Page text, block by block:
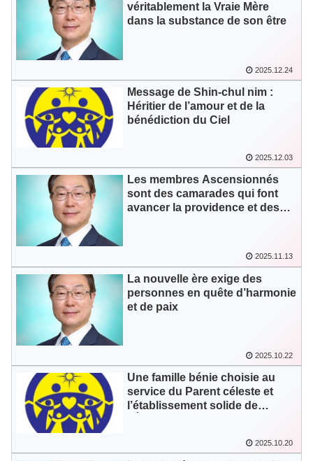
véritablement la Vraie Mère
dans la substance de son être
2025.12.24
Message de Shin-chul nim :
Héritier de l’amour et de la
bénédiction du Ciel
2025.12.03
Les membres Ascensionnés
sont des camarades qui font
avancer la providence et des
2025.11.13
La nouvelle ère exige des
personnes en quête d’harmonie
et de paix
2025.10.22
Une famille bénie choisie au
service du Parent céleste et
l’établissement solide de
2025.10.20